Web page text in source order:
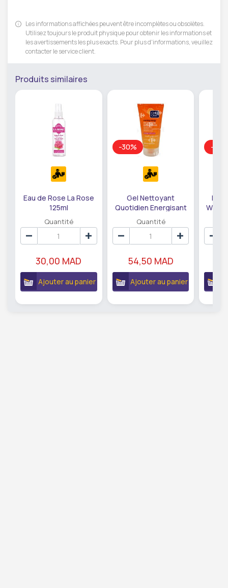
Les informations affichées peuvent être incomplètes ou obsolètes.
Utilisez toujours le produit physique pour obtenir les informations et
les avertissements les plus exacts. Pour plus d'informations, veuillez
contacter le service client.
Produits similaires
Eau de Rose La Rose
125ml
Quantité
30,00 MAD
Ajouter au panier
-30%
Gel Nettoyant
Quotidien Energisant
Clean & Clear 150ml
Quantité
54,50 MAD
Ajouter au panier
-21%